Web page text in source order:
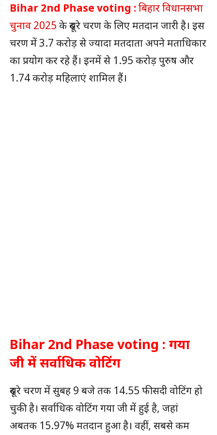
Bihar 2nd Phase voting :बिहार विधानसभा
चुनाव 2025 के दूसरे चरण के लिए मतदान जारी है। इस
चरण में 3.7 करोड़ से ज्यादा मतदाता अपने मताधिकार
का प्रयोग कर रहे हैं। इनमें से 1.95 करोड़ पुरुष और
1.74 करोड़ महिलाएं शामिल हैं।
Bihar 2nd Phase voting : गया
जी में सर्वाधिक वोटिंग
दूसरे चरण में सुबह 9 बजे तक 14.55 फीसदी वोटिंग हो
चुकी है। सर्वाधिक वोटिंग गया जी में हुई है, जहां
अबतक 15.97% मतदान हुआ है। वहीं, सबसे कम